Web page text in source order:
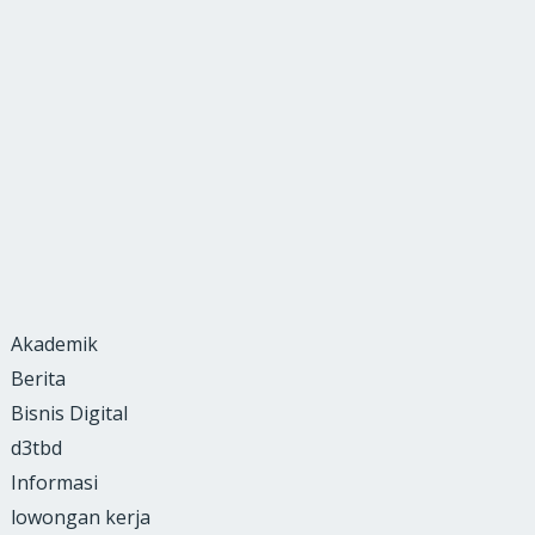
Akademik
Berita
Bisnis Digital
d3tbd
Informasi
lowongan kerja